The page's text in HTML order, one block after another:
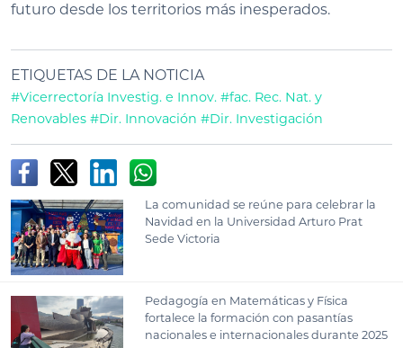
futuro desde los territorios más inesperados.
ETIQUETAS DE LA NOTICIA
#Vicerrectoría Investig. e Innov. #fac. Rec. Nat. y
Renovables #Dir. Innovación #Dir. Investigación
La comunidad se reúne para celebrar la
Navidad en la Universidad Arturo Prat
Sede Victoria
Pedagogía en Matemáticas y Física
fortalece la formación con pasantías
nacionales e internacionales durante 2025